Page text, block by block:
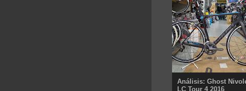
Análisis: Ghost
LC Tour 4 2016